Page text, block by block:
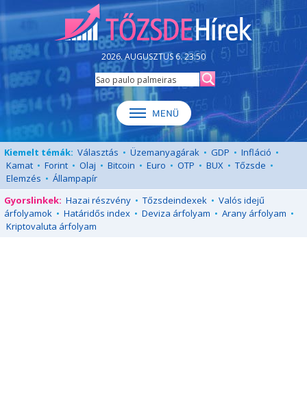
2026. AUGUSZTUS 6. 23:50
Kiemelt témák: Választás • Üzemanyagárak • GDP • Infláció •
Kamat • Forint • Olaj • Bitcoin • Euro • OTP • BUX • Tőzsde •
Elemzés • Állampapír
Gyorslinkek: Hazai részvény • Tőzsdeindexek • Valós idejű
árfolyamok • Határidős index • Deviza árfolyam • Arany árfolyam •
Kriptovaluta árfolyam